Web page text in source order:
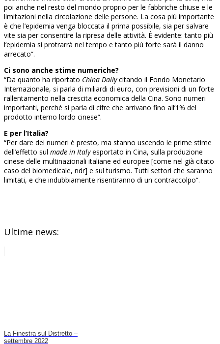
poi anche nel resto del mondo proprio per le fabbriche chiuse e le
limitazioni nella circolazione delle persone. La cosa più importante
è che l’epidemia venga bloccata il prima possibile, sia per salvare
vite sia per consentire la ripresa delle attività. È evidente: tanto più
l’epidemia si protrarrà nel tempo e tanto più forte sarà il danno
arrecato”.
Ci sono anche stime numeriche?
“Da quanto ha riportato China Dailycitando il Fondo Monetario
Internazionale, si parla di miliardi di euro, con previsioni di un forte
rallentamento nella crescita economica della Cina. Sono numeri
importanti, perché si parla di cifre che arrivano fino all’1% del
prodotto interno lordo cinese”.
E per l’Italia?
“Per dare dei numeri è presto, ma stanno uscendo le prime stime
dell’effetto sul made in Italyesportato in Cina, sulla produzione
cinese delle multinazionali italiane ed europee [come nel già citato
caso del biomedicale, ndr] e sul turismo. Tutti settori che saranno
limitati, e che indubbiamente risentiranno di un contraccolpo”.
Ultime news:
La Finestra sul Distretto –
settembre 2022